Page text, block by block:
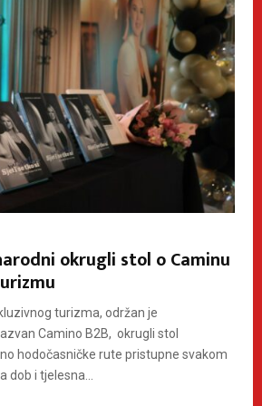
okrugli stol o Caminu
turizma, održan je
Camino B2B, okrugli stol
hodočasničke rute pristupne svakom
dob i tjelesna...